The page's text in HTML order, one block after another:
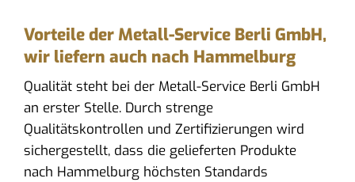
Vorteile der Metall-Service Berli GmbH,
wir liefern auch nach Hammelburg
Qualität steht bei der Metall-Service Berli GmbH
an erster Stelle. Durch strenge
Qualitätskontrollen und Zertifizierungen wird
sichergestellt, dass die gelieferten Produkte
nach Hammelburg höchsten Standards